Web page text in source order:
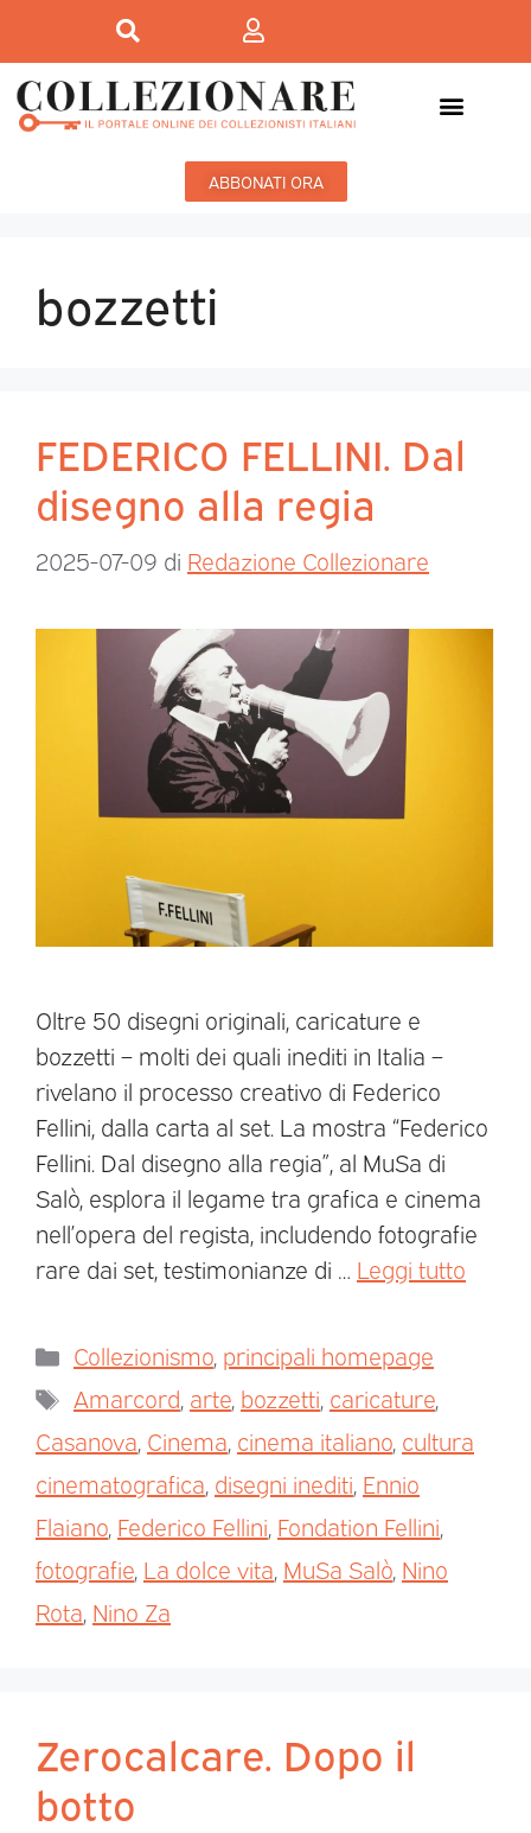
ABBONATI ORA
bozzetti
FEDERICO FELLINI. Dal
disegno alla regia
2025-07-09 di Redazione Collezionare
Oltre 50 disegni originali, caricature e
bozzetti – molti dei quali inediti in Italia –
rivelano il processo creativo di Federico
Fellini, dalla carta al set. La mostra “Federico
Fellini. Dal disegno alla regia”, al MuSa di
Salò, esplora il legame tra grafica e cinema
nell’opera del regista, includendo fotografie
rare dai set, testimonianze di … Leggi tutto
Collezionismo principali homepage
Amarcord arte bozzetti caricature
Casanova Cinema cinema italiano cultura
cinematografica disegni inediti Ennio
Flaiano Federico Fellini Fondation Fellini
fotografie La dolce vita MuSa Salò Nino
Rota Nino Za
Zerocalcare. Dopo il
botto